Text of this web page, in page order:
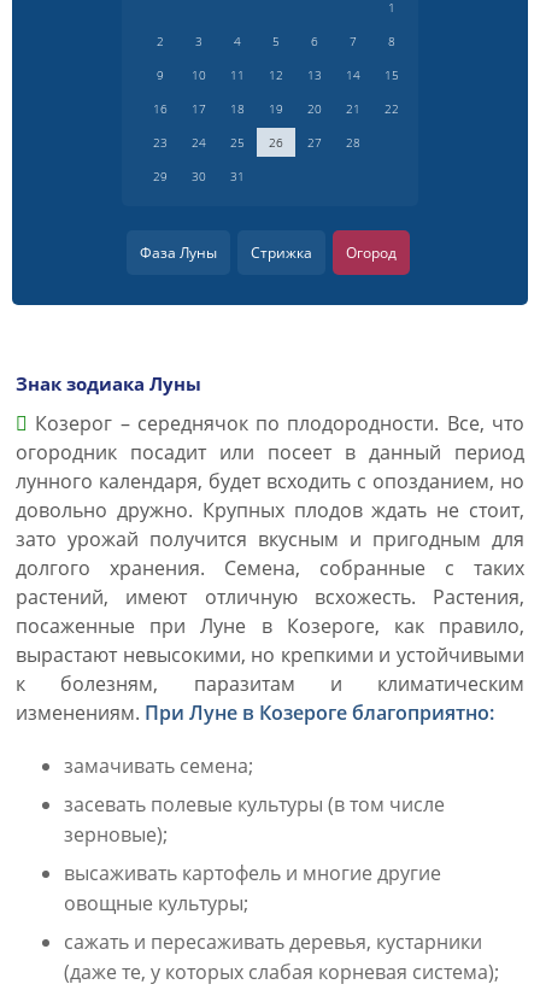
1
2
3 4 5 6 7
8
9
10 11 12 13 14
15
16
17 18 19 20 21
22
23
24 25 26 27
28
29
30 31
Фаза Луны Стрижка Огород
Знак зодиака Луны
Козерог – середнячок по плодородности. Все, что
огородник посадит или посеет в данный период
лунного календаря, будет всходить с опозданием, но
довольно дружно. Крупных плодов ждать не стоит,
зато урожай получится вкусным и пригодным для
долгого хранения. Семена, собранные с таких
растений, имеют отличную всхожесть. Растения,
посаженные при Луне в Козероге, как правило,
вырастают невысокими, но крепкими и устойчивыми
к болезням, паразитам и климатическим
изменениям. При Луне в Козероге благоприятно:
замачивать семена;
засевать полевые культуры (в том числе
зерновые);
высаживать картофель и многие другие
овощные культуры;
сажать и пересаживать деревья, кустарники
(даже те, у которых слабая корневая система);